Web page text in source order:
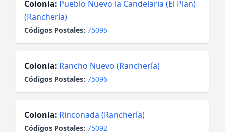
Colonia: Pueblo Nuevo la Candelaria (El Plan)
(Ranchería)
Códigos Postales: 75095
Colonia: Rancho Nuevo (Ranchería)
Códigos Postales: 75096
Colonia: Rinconada (Ranchería)
Códigos Postales: 75092